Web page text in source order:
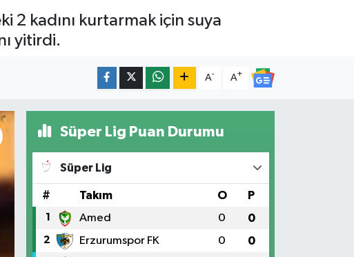
2 kadını kurtarmak için suya
yitirdi.
A- A+
Süper Lig Puan Durumu
Süper Lig
# Takım O P
1 Amed 0 0
2 Erzurumspor FK 0 0